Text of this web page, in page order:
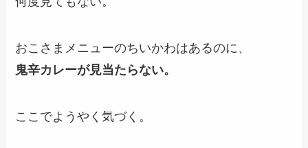
おこさまメニューのちいかわはあるのに、
鬼辛カレーが見当たらない。
ここでようやく気づく。